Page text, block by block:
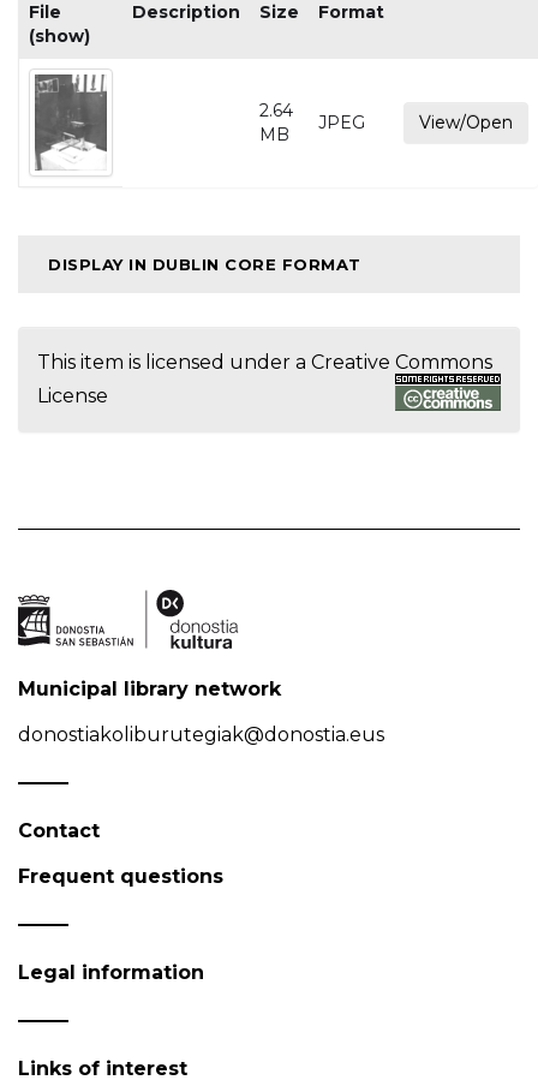
File
(show)
Description Size Format
2.64
MB
JPEG View/Open
DISPLAY IN DUBLIN CORE FORMAT
This item is licensed under a Creative Commons
License
Municipal library network
donostiakoliburutegiak@donostia.eus
Contact
Frequent questions
Legal information
Links of interest